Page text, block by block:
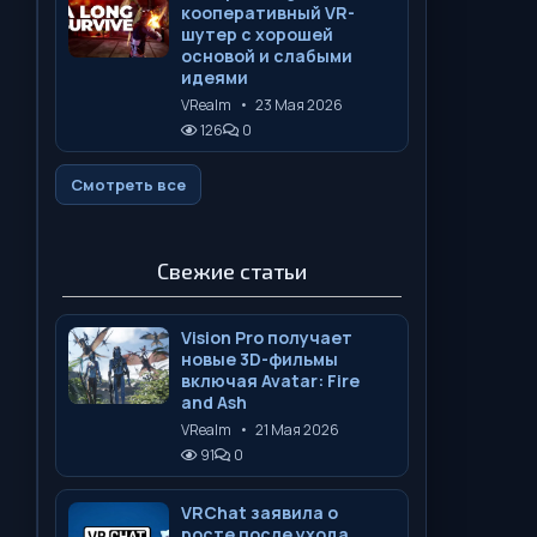
кооперативный VR-
шутер с хорошей
основой и слабыми
идеями
VRealm • 23 Мая 2026
126
0
Смотреть все
Свежие статьи
Vision Pro получает
новые 3D-фильмы
включая Avatar: Fire
and Ash
VRealm • 21 Мая 2026
91
0
VRChat заявила о